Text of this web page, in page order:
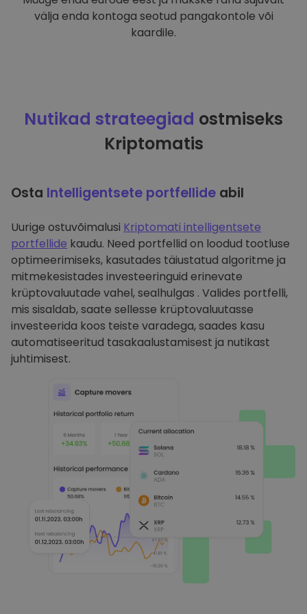
välja enda kontoga seotud pangakontole või
kaardile.
Nutikad strateegiad ostmiseks
Kriptomatis
Osta Intelligentsete portfellide abil
Uurige ostuvõimalusi Kriptomati intelligentsete
portfellide kaudu. Need portfellid on loodud tootluse
optimeerimiseks, kasutades täiustatud algoritme ja
mitmekesistades investeeringuid erinevate
krüptovaluutade vahel, sealhulgas . Valides portfelli,
mis sisaldab, saate sellesse krüptovaluutasse
investeerida koos teiste varadega, saades kasu
automatiseeritud tasakaalustamisest ja nutikast
juhtimisest.